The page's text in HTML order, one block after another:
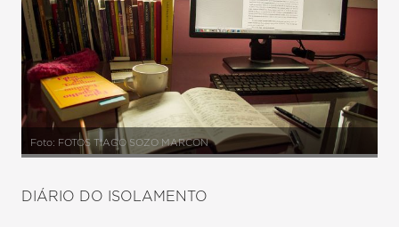
Foto: FOTOS TIAGO SOZO MARCON
DIÁRIO DO ISOLAMENTO